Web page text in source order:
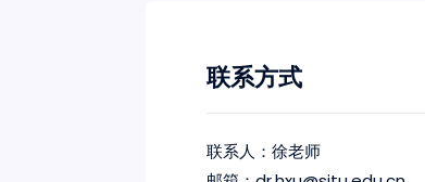
联系方式
联系人：徐老师